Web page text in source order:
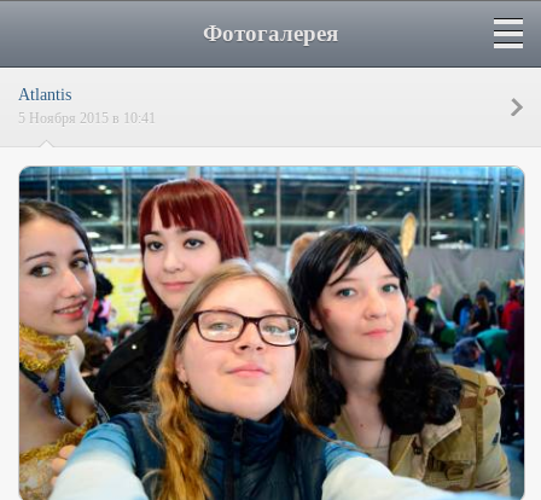
Фотогалерея
Atlantis
5 Ноября 2015 в 10:41